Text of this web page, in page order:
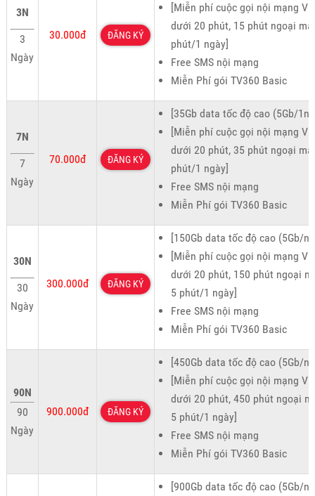
3N
3
Ngày
30.000đ ĐĂNG KÝ
[Miễn phí cuộc gọi nội mạng
dưới 20 phút, 15 phút ngoại
phút/1 ngày]
Free SMS nội mạng
Miễn Phí gói TV360 Basic
7N
7
Ngày
70.000đ ĐĂNG KÝ
[35Gb data tốc độ cao (5Gb/
[Miễn phí cuộc gọi nội mạng
dưới 20 phút, 35 phút ngoại
phút/1 ngày]
Free SMS nội mạng
Miễn Phí gói TV360 Basic
30N
30
Ngày
300.000đ ĐĂNG KÝ
[150Gb data tốc độ cao (5Gb/
[Miễn phí cuộc gọi nội mạng
dưới 20 phút, 150 phút ngoại
5 phút/1 ngày]
Free SMS nội mạng
Miễn Phí gói TV360 Basic
90N
90
Ngày
900.000đ ĐĂNG KÝ
[450Gb data tốc độ cao (5Gb/
[Miễn phí cuộc gọi nội mạng
dưới 20 phút, 450 phút ngoại
5 phút/1 ngày]
Free SMS nội mạng
Miễn Phí gói TV360 Basic
[900Gb data tốc độ cao (5Gb/